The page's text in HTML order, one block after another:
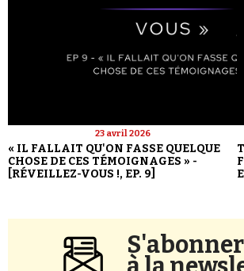
23 avril 2026
« IL FALLAIT QU'ON FASSE QUELQUE
CHOSE DE CES TÉMOIGNAGES » -
[RÉVEILLEZ-VOUS !, EP. 9]
S'abonner